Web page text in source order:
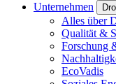
Unternehmen
Alles über
Qualität &
Forschung
EcoVadis